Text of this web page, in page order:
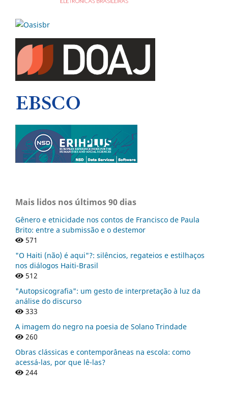
Mais lidos nos últimos 90 dias
Gênero e etnicidade nos contos de Francisco de Paula
Brito: entre a submissão e o destemor
571
"O Haiti (não) é aqui"?: silêncios, regateios e estilhaços
nos diálogos Haiti-Brasil
512
"Autopsicografia": um gesto de interpretação à luz da
análise do discurso
333
A imagem do negro na poesia de Solano Trindade
260
Obras clássicas e contemporâneas na escola: como
acessá-las, por que lê-las?
244